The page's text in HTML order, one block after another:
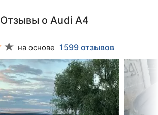
Отзывы о Audi A4
на основе 1599 отзывов